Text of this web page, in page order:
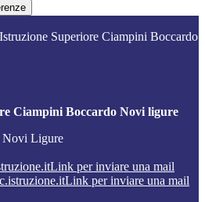
Superiore Ciampini Boccardo
Ciampini Boccardo Novi ligure
Novi Ligure
Link per inviare una mail
Link per inviare una mail